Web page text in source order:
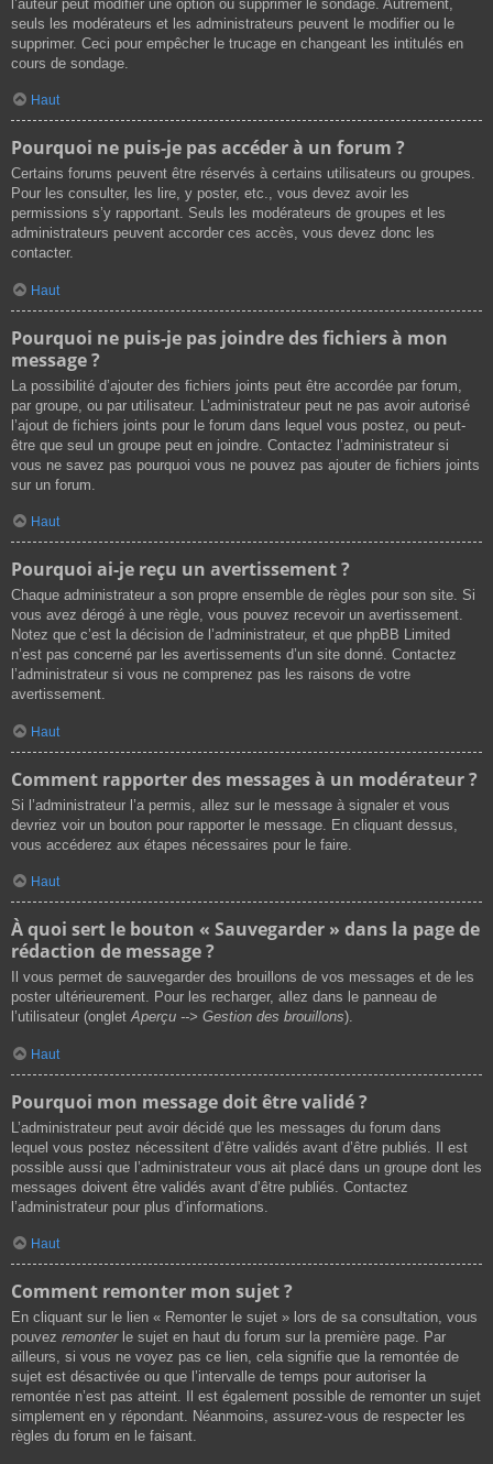
l’auteur peut modifier une option ou supprimer le sondage. Autrement,
seuls les modérateurs et les administrateurs peuvent le modifier ou le
supprimer. Ceci pour empêcher le trucage en changeant les intitulés en
cours de sondage.
Haut
Pourquoi ne puis-je pas accéder à un forum ?
Certains forums peuvent être réservés à certains utilisateurs ou groupes.
Pour les consulter, les lire, y poster, etc., vous devez avoir les
permissions s’y rapportant. Seuls les modérateurs de groupes et les
administrateurs peuvent accorder ces accès, vous devez donc les
contacter.
Haut
Pourquoi ne puis-je pas joindre des fichiers à mon
message ?
La possibilité d’ajouter des fichiers joints peut être accordée par forum,
par groupe, ou par utilisateur. L’administrateur peut ne pas avoir autorisé
l’ajout de fichiers joints pour le forum dans lequel vous postez, ou peut-
être que seul un groupe peut en joindre. Contactez l’administrateur si
vous ne savez pas pourquoi vous ne pouvez pas ajouter de fichiers joints
sur un forum.
Haut
Pourquoi ai-je reçu un avertissement ?
Chaque administrateur a son propre ensemble de règles pour son site. Si
vous avez dérogé à une règle, vous pouvez recevoir un avertissement.
Notez que c’est la décision de l’administrateur, et que phpBB Limited
n’est pas concerné par les avertissements d’un site donné. Contactez
l’administrateur si vous ne comprenez pas les raisons de votre
avertissement.
Haut
Comment rapporter des messages à un modérateur ?
Si l’administrateur l’a permis, allez sur le message à signaler et vous
devriez voir un bouton pour rapporter le message. En cliquant dessus,
vous accéderez aux étapes nécessaires pour le faire.
Haut
À quoi sert le bouton « Sauvegarder » dans la page de
rédaction de message ?
Il vous permet de sauvegarder des brouillons de vos messages et de les
poster ultérieurement. Pour les recharger, allez dans le panneau de
l’utilisateur (ongletAperçu --> Gestion des brouillons).
Haut
Pourquoi mon message doit être validé ?
L’administrateur peut avoir décidé que les messages du forum dans
lequel vous postez nécessitent d’être validés avant d’être publiés. Il est
possible aussi que l’administrateur vous ait placé dans un groupe dont les
messages doivent être validés avant d’être publiés. Contactez
l’administrateur pour plus d’informations.
Haut
Comment remonter mon sujet ?
En cliquant sur le lien « Remonter le sujet » lors de sa consultation, vous
pouvez remonterle sujet en haut du forum sur la première page. Par
ailleurs, si vous ne voyez pas ce lien, cela signifie que la remontée de
sujet est désactivée ou que l’intervalle de temps pour autoriser la
remontée n’est pas atteint. Il est également possible de remonter un sujet
simplement en y répondant. Néanmoins, assurez-vous de respecter les
règles du forum en le faisant.